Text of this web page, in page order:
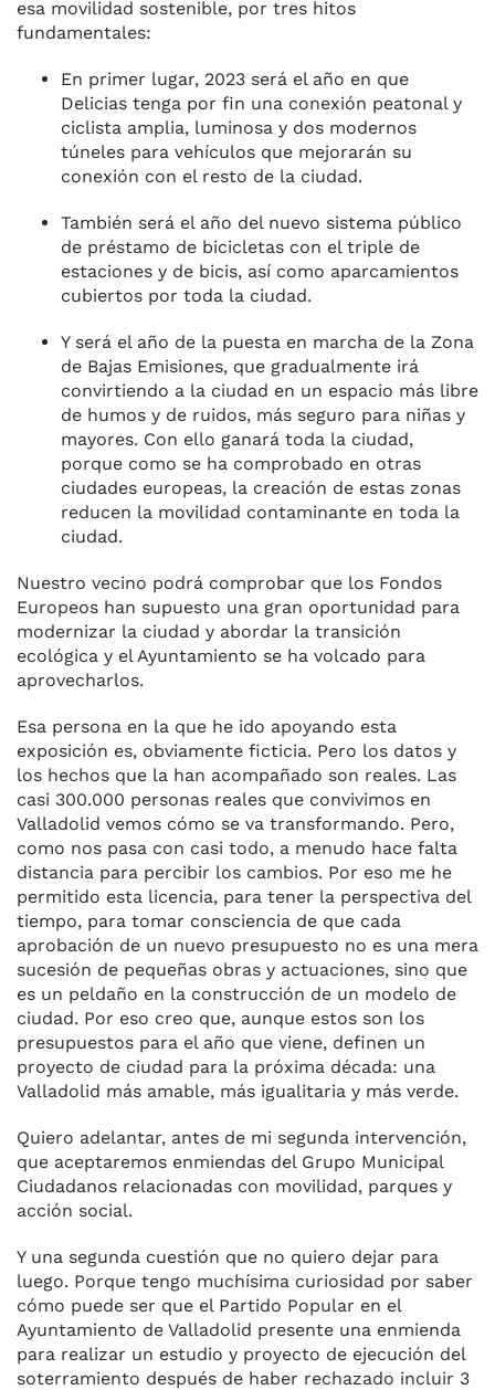
esa movilidad sostenible, por tres hitos
fundamentales:
En primer lugar, 2023 será el año en que
Delicias tenga por fin una conexión peatonal y
ciclista amplia, luminosa y dos modernos
túneles para vehículos que mejorarán su
conexión con el resto de la ciudad.
También será el año del nuevo sistema público
de préstamo de bicicletas con el triple de
estaciones y de bicis, así como aparcamientos
cubiertos por toda la ciudad.
Y será el año de la puesta en marcha de la Zona
de Bajas Emisiones, que gradualmente irá
convirtiendo a la ciudad en un espacio más libre
de humos y de ruidos, más seguro para niñas y
mayores. Con ello ganará toda la ciudad,
porque como se ha comprobado en otras
ciudades europeas, la creación de estas zonas
reducen la movilidad contaminante en toda la
ciudad.
Nuestro vecino podrá comprobar que los Fondos
Europeos han supuesto una gran oportunidad para
modernizar la ciudad y abordar la transición
ecológica y el Ayuntamiento se ha volcado para
aprovecharlos.
Esa persona en la que he ido apoyando esta
exposición es, obviamente ficticia. Pero los datos y
los hechos que la han acompañado son reales. Las
casi 300.000 personas reales que convivimos en
Valladolid vemos cómo se va transformando. Pero,
como nos pasa con casi todo, a menudo hace falta
distancia para percibir los cambios. Por eso me he
permitido esta licencia, para tener la perspectiva del
tiempo, para tomar consciencia de que cada
aprobación de un nuevo presupuesto no es una mera
sucesión de pequeñas obras y actuaciones, sino que
es un peldaño en la construcción de un modelo de
ciudad. Por eso creo que, aunque estos son los
presupuestos para el año que viene, definen un
proyecto de ciudad para la próxima década: una
Valladolid más amable, más igualitaria y más verde.
Quiero adelantar, antes de mi segunda intervención,
que aceptaremos enmiendas del Grupo Municipal
Ciudadanos relacionadas con movilidad, parques y
acción social.
Y una segunda cuestión que no quiero dejar para
luego. Porque tengo muchísima curiosidad por saber
cómo puede ser que el Partido Popular en el
Ayuntamiento de Valladolid presente una enmienda
para realizar un estudio y proyecto de ejecución del
soterramiento después de haber rechazado incluir 3